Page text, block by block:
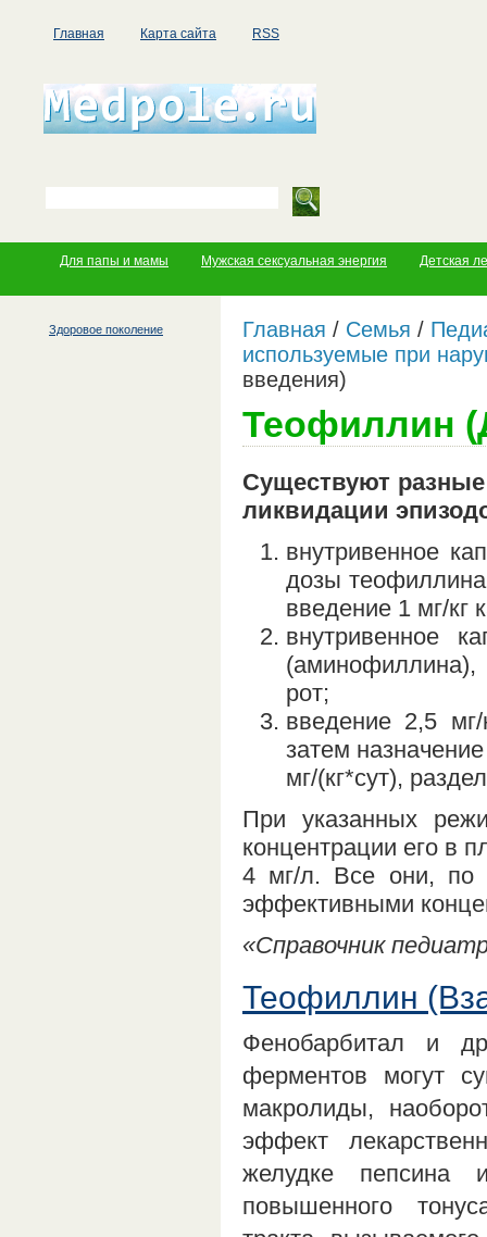
Главная Карта сайта RSS
Для папы и мамы Мужская сексуальная энергия Детская
Здоровое поколение Главная / Семья /
используемые при
введения)
Теофиллин
Существуют
ликвидации
внутривенное
дозы
введение 1 мг/кг
внутривенное
рот;
введение 2,5 мг/
затем
мг/(кг*сут),
При указанных
концентрации его в
4 мг/л. Все они, по
эффективными
«Справочник
Теофиллин
Фенобарбитал и
ферментов могут
макролиды,
эффект
желудке пепсина
повышенного